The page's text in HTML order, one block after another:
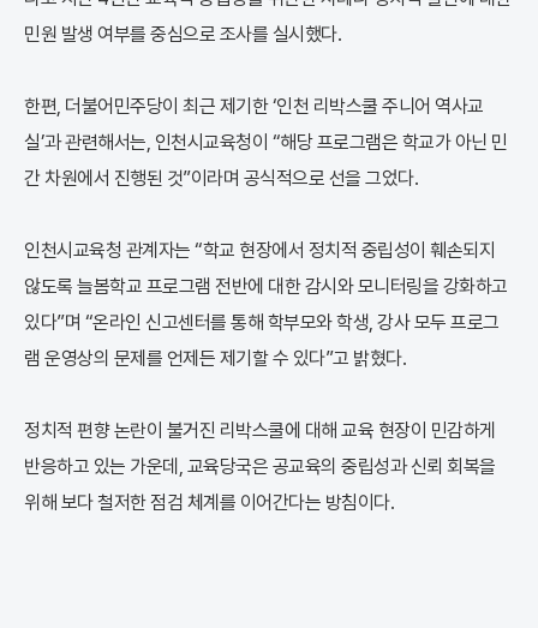
민원 발생 여부를 중심으로 조사를 실시했다.
한편, 더불어민주당이 최근 제기한 ‘인천 리박스쿨 주니어 역사교
실’과 관련해서는, 인천시교육청이 “해당 프로그램은 학교가 아닌 민
간 차원에서 진행된 것”이라며 공식적으로 선을 그었다.
인천시교육청 관계자는 “학교 현장에서 정치적 중립성이 훼손되지
않도록 늘봄학교 프로그램 전반에 대한 감시와 모니터링을 강화하고
있다”며 “온라인 신고센터를 통해 학부모와 학생, 강사 모두 프로그
램 운영상의 문제를 언제든 제기할 수 있다”고 밝혔다.
정치적 편향 논란이 불거진 리박스쿨에 대해 교육 현장이 민감하게
반응하고 있는 가운데, 교육당국은 공교육의 중립성과 신뢰 회복을
위해 보다 철저한 점검 체계를 이어간다는 방침이다.